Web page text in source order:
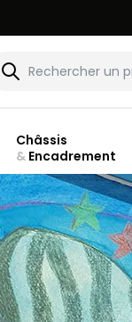
Châssis
&Encadrement